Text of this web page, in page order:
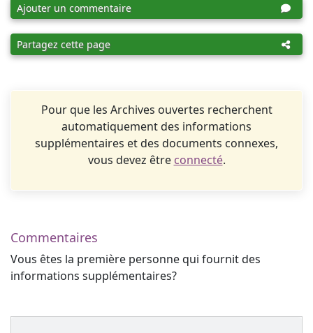
Ajouter un commentaire
Partagez cette page
Pour que les Archives ouvertes recherchent
automatiquement des informations
supplémentaires et des documents connexes,
vous devez être connecté.
Commentaires
Vous êtes la première personne qui fournit des
informations supplémentaires?